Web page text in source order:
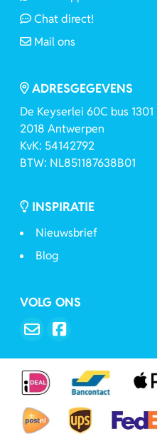
Chat direct!
Mail ons
ADRESGEGEVENS
De Keyserlei 60C bus 1301
2018 Antwerpen
KvK: 54142792
BTW: NL851187638B01
INSPIRATIE
Nieuwsbrief
Blog
VOLG ONS